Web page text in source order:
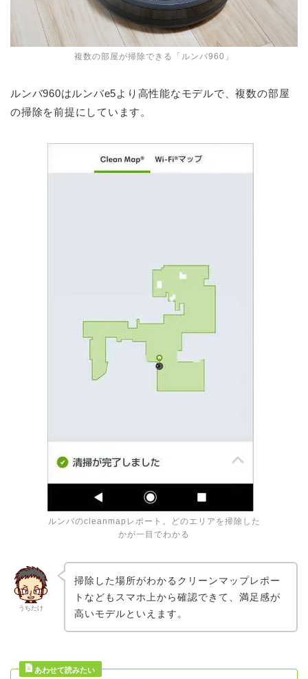
複数の部屋が掃除できる「ルンバ960」
ルンバ960はルンバe5より高性能なモデルで、複数の部屋
の掃除を前提にしています。
ルンバのcleanmapレポート。どのエリアを掃除した
かが一目でわかる
うちたけ
掃除した場所がわかるクリーンマップレポー
トなどもスマホ上から確認できて、満足感が
高いモデルといえます。